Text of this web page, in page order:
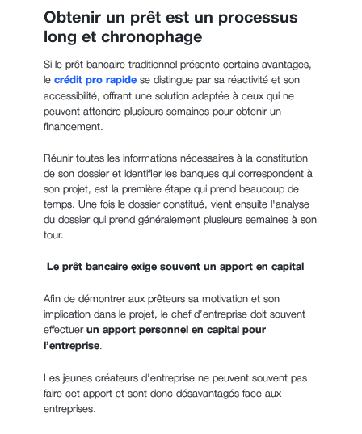
Obtenir un prêt est un processus
long et chronophage
Si le prêt bancaire traditionnel présente certains avantages,
le crédit pro rapide se distingue par sa réactivité et son
accessibilité, offrant une solution adaptée à ceux qui ne
peuvent attendre plusieurs semaines pour obtenir un
financement.
Réunir toutes les informations nécessaires à la constitution
de son dossier et identifier les banques qui correspondent à
son projet, est la première étape qui prend beaucoup de
temps. Une fois le dossier constitué, vient ensuite l'analyse
du dossier qui prend généralement plusieurs semaines à son
tour.
Le prêt bancaire exige souvent un apport en capital
Afin de démontrer aux prêteurs sa motivation et son
implication dans le projet, le chef d’entreprise doit souvent
effectuer un apport personnel en capital pour
l’entreprise.
Les jeunes créateurs d’entreprise ne peuvent souvent pas
faire cet apport et sont donc désavantagés face aux
entreprises.